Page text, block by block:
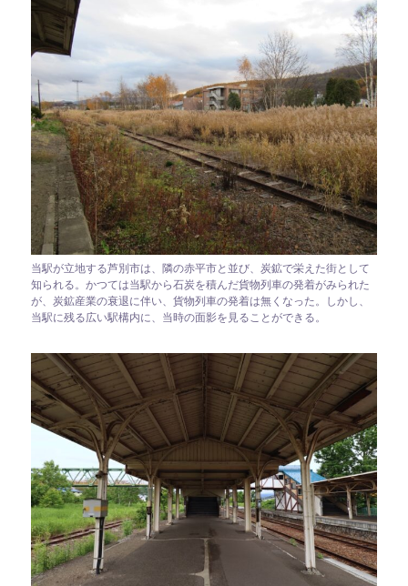
当駅が立地する芦別市は、隣の赤平市と並び、炭鉱で栄えた街として
知られる。かつては当駅から石炭を積んだ貨物列車の発着がみられた
が、炭鉱産業の衰退に伴い、貨物列車の発着は無くなった。しかし、
当駅に残る広い駅構内に、当時の面影を見ることができる。